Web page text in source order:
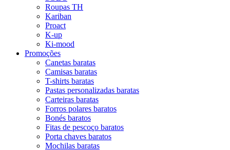
Roupas TH
Kariban
Proact
K-up
Ki-mood
Promoções
Canetas baratas
Camisas baratas
T-shirts baratas
Pastas personalizadas baratas
Carteiras baratas
Forros polares baratos
Bonés baratos
Fitas de pescoço baratos
Porta chaves baratos
Mochilas baratas